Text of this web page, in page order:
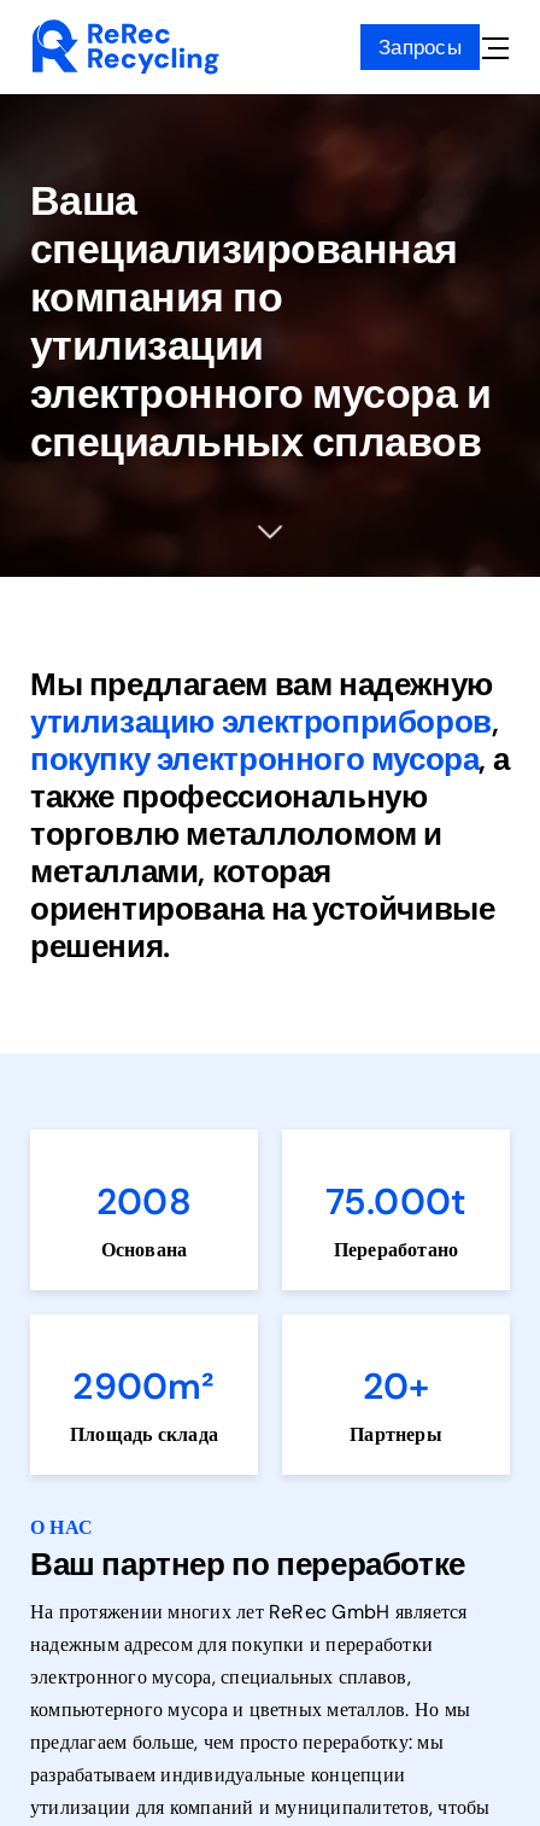
content
Запросы
Toggle
Ваша
специализированная
компания по
утилизации
электронного мусораи
специальных сплавов
Мы предлагаем вам надежную
утилизацию электроприборов,
покупку электронного мусора, а
также профессиональную
торговлю металлоломом и
металлами, которая
ориентирована на устойчивые
решения.
О НАС
Ваш партнер по переработке
На протяжении многих лет ReRec GmbH является
надежным адресом для покупки и переработки
электронного мусора, специальных сплавов,
компьютерного мусора и цветных металлов. Но мы
предлагаем больше, чем просто переработку: мы
разрабатываем индивидуальные концепции
утилизации для компаний и муниципалитетов, чтобы
2008
Основана
75.000t
Переработано
2900m²
Площадь склада
20+
Партнеры